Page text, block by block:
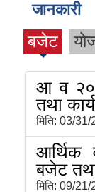
जानकारी
बजेट
आ व
तथा
मिति: 03/31/
आर्थिक
बजेट
मिति: 09/21/